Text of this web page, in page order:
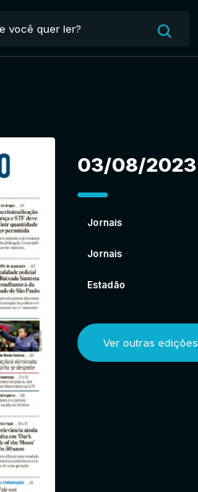
03/08/2023
Jornais
Jornais
Estadão
Ver outras edições